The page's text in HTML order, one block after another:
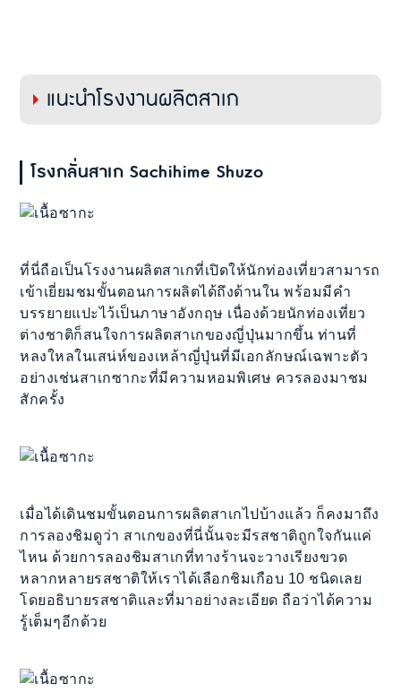
แนะนำโรงงานผลิตสาเก
โรงกลั่นสาเก Sachihime Shuzo
ที่นี่ถือเป็นโรงงานผลิตสาเกที่เปิดให้นักท่องเที่ยวสามารถ
เข้าเยี่ยมชมขั้นตอนการผลิตได้ถึงด้านใน พร้อมมีคำ
บรรยายแปะไว้เป็นภาษาอังกฤษ เนื่องด้วยนักท่องเที่ยว
ต่างชาติก็สนใจการผลิตสาเกของญี่ปุ่นมากขึ้น ท่านที่
หลงใหลในเสน่ห์ของเหล้าญี่ปุ่นที่มีเอกลักษณ์เฉพาะตัว
อย่างเช่นสาเกซากะที่มีความหอมพิเศษ ควรลองมาชม
สักครั้ง
เมื่อได้เดินชมขั้นตอนการผลิตสาเกไปบ้างแล้ว ก็คงมาถึง
การลองชิมดูว่า สาเกของที่นี่นั้นจะมีรสชาติถูกใจกันแค่
ไหน ด้วยการลองชิมสาเกที่ทางร้านจะวางเรียงขวด
หลากหลายรสชาติให้เราได้เลือกชิมเกือบ 10 ชนิดเลย
โดยอธิบายรสชาติและที่มาอย่างละเอียด ถือว่าได้ความ
รู้เต็มๆอีกด้วย